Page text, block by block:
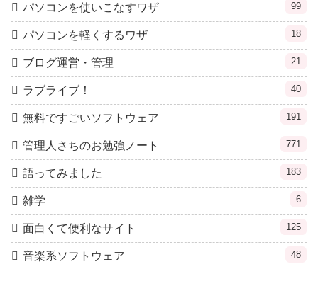
パソコンを使いこなすワザ 99
パソコンを軽くするワザ 18
ブログ運営・管理 21
ラブライブ！ 40
無料ですごいソフトウェア 191
管理人さちのお勉強ノート 771
語ってみました 183
雑学 6
面白くて便利なサイト 125
音楽系ソフトウェア 48